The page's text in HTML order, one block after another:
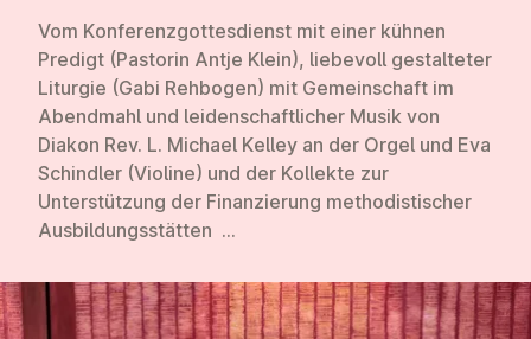
Vom Konferenzgottesdienst mit einer kühnen
Predigt (Pastorin Antje Klein), liebevoll gestalteter
Liturgie (Gabi Rehbogen) mit Gemeinschaft im
Abendmahl und leidenschaftlicher Musik von
Diakon Rev. L. Michael Kelley an der Orgel und Eva
Schindler (Violine) und der Kollekte zur
Unterstützung der Finanzierung methodistischer
Ausbildungsstätten ...